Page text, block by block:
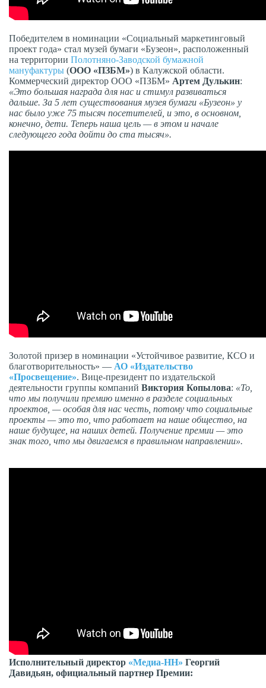
Победителем в номинации «Социальный маркетинговый
проект года» стал музей бумаги «Бузеон», расположенный
на территории Полотняно-Заводской бумажной
мануфактуры (ООО «ПЗБМ») в Калужской области.
Коммерческий директор ООО «ПЗБМ» Артем Дулькин:
«Это большая награда для нас и стимул развиваться
дальше. За 5 лет существования музея бумаги «Бузеон» у
нас было уже 75 тысяч посетителей, и это, в основном,
конечно, дети. Теперь наша цель — в этом и начале
следующего года дойти до ста тысяч».
Золотой призер в номинации «Устойчивое развитие, КСО и
благотворительность» — АО «Издательство
«Просвещение». Вице-президент по издательской
деятельности группы компаний Виктория Копылова: «То,
что мы получили премию именно в разделе социальных
проектов, — особая для нас честь, потому что социальные
проекты — это то, что работает на наше общество, на
наше будущее, на наших детей. Получение премии — это
знак того, что мы двигаемся в правильном направлении».
Исполнительный директор «Медиа-НН» Георгий
Давидьян, официальный партнер Премии: